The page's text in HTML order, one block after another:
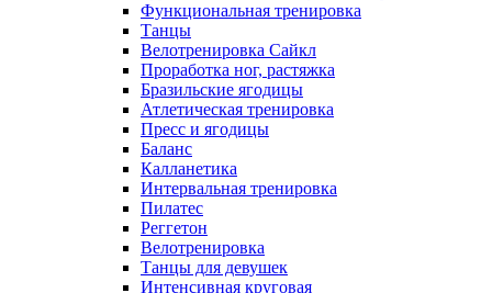
Функциональная тренировка
Танцы
Велотренировка Сайкл
Проработка ног, растяжка
Бразильские ягодицы
Атлетическая тренировка
Пресс и ягодицы
Баланс
Калланетика
Интервальная тренировка
Пилатес
Реггетон
Велотренировка
Танцы для девушек
Интенсивная круговая